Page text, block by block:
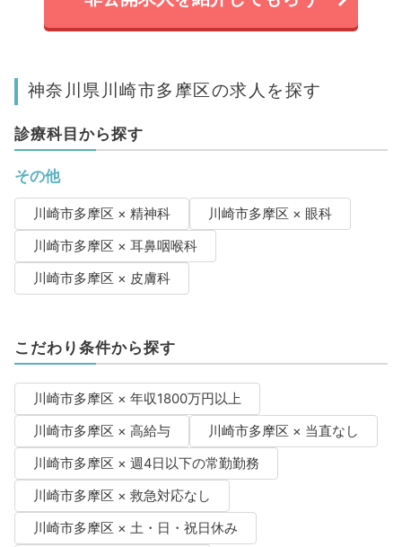
神奈川県川崎市多摩区の求人を探す
診療科目から探す
その他
川崎市多摩区 × 精神科
川崎市多摩区 × 眼科
川崎市多摩区 × 耳鼻咽喉科
川崎市多摩区 × 皮膚科
こだわり条件から探す
川崎市多摩区 × 年収1800万円以上
川崎市多摩区 × 高給与
川崎市多摩区 × 当直なし
川崎市多摩区 × 週4日以下の常勤勤務
川崎市多摩区 × 救急対応なし
川崎市多摩区 × 土・日・祝日休み